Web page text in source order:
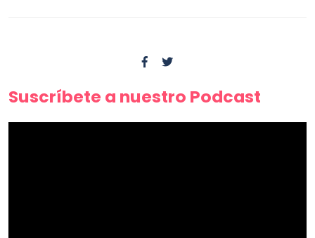
Suscríbete a nuestro Podcast